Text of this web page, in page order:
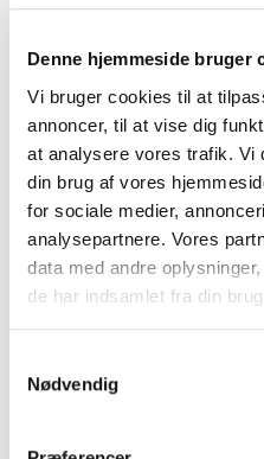
Denne hjemmeside bruger
Vi bruger cookies til at
annoncer, til at vise dig
at analysere vores trafik. Vi
din brug af vores
for sociale medier,
analysepartnere. Vores
data med andre
de har indsamlet fra din
Nødvendig
Kategori: Tilbehør
Fastgørelsesbeslag B15025TR